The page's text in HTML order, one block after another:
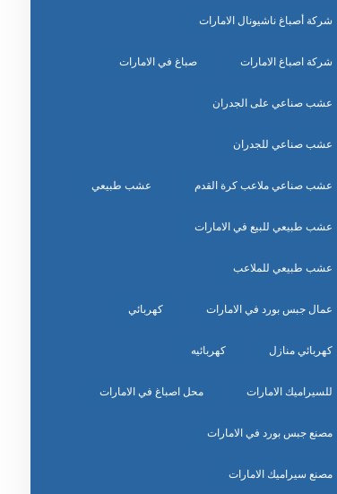
شركة أصباغ ناشيونال الامارات
شركة اصباغ الامارات صباغ في الامارات
عشب صناعي على الجدران
عشب صناعي للجدران
عشب صناعي ملاعب كرة القدم عشب طبيعي
عشب طبيعي للبيع في الامارات
عشب طبيعي للملاعب
عمال جبس بورد في الامارات كهربائي
كهربائي منازل كهربائيه
للسيراميك الامارات محل اصباغ في الامارات
مصنع جبس بورد في الامارات
مصنع سيراميك الامارات